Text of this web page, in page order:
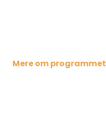
Mere om programmet